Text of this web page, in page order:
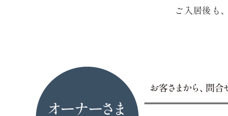
ご入居後も